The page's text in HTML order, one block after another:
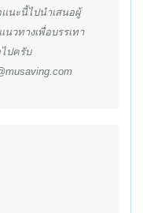
นะนี้ไปนำเสนอผู้
วทางเพื่อบรรเทา
ปครับ